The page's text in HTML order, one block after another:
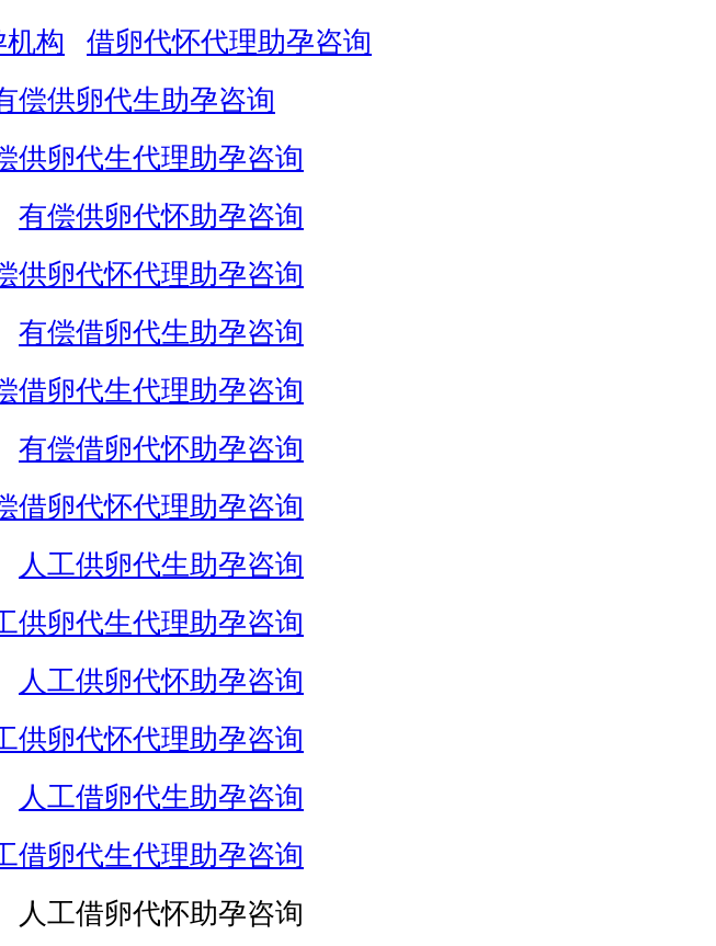
构
借卵代怀代理助孕咨询
偿供卵代生助孕咨询
供卵代生代理助孕咨询
有偿供卵代怀助孕咨询
供卵代怀代理助孕咨询
有偿借卵代生助孕咨询
借卵代生代理助孕咨询
有偿借卵代怀助孕咨询
借卵代怀代理助孕咨询
人工供卵代生助孕咨询
供卵代生代理助孕咨询
人工供卵代怀助孕咨询
供卵代怀代理助孕咨询
人工借卵代生助孕咨询
借卵代生代理助孕咨询
人工借卵代怀助孕咨询